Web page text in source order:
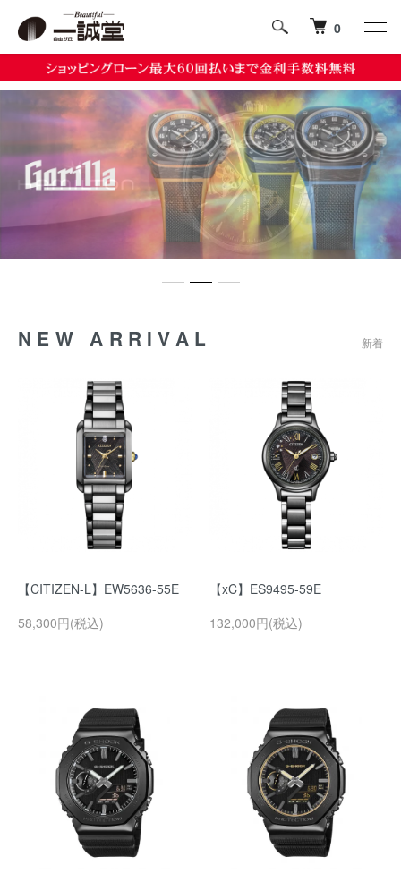
0
NEW ARRIVAL 新着
【CITIZEN-L】EW5636-55E
58,300円(税込)
【xC】ES9495-59E
132,000円(税込)